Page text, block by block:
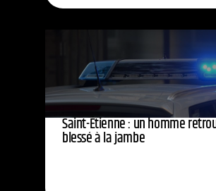
Saint-Étienne : un homme
blessé à la jambe